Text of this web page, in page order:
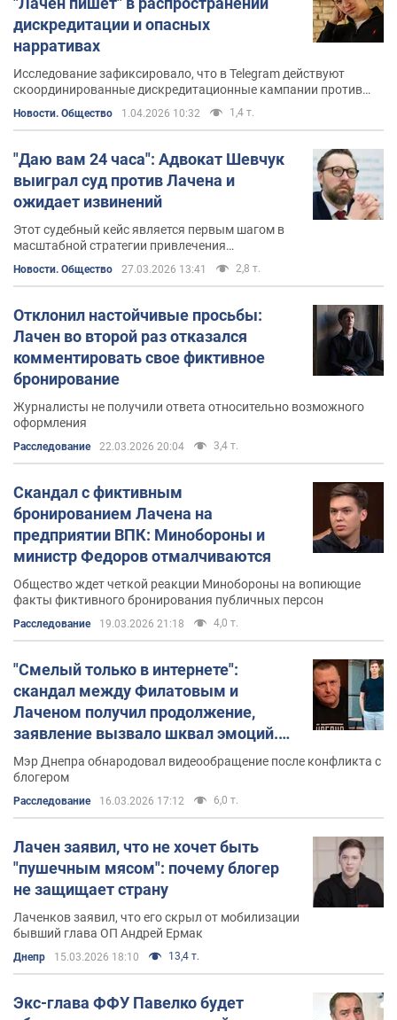
дискредитации и опасных
нарративах
Исследование зафиксировало, что в Telegram действуют
скоординированные дискредитационные кампании против
органов власти, прежде всего на местном уровне
Новости. Общество 1.04.2026 10:32 1,4 т.
"Даю вам 24 часа": Адвокат Шевчук
выиграл суд против Лачена и
ожидает извинений
Этот судебный кейс является первым шагом в
масштабной стратегии привлечения
администраторов соцсетей к ответственности за
их контент
Новости. Общество 27.03.2026 13:41 2,8 т.
Отклонил настойчивые просьбы:
Лачен во второй раз отказался
комментировать свое фиктивное
бронирование
Журналисты не получили ответа относительно возможного
оформления
Расследование 22.03.2026 20:04 3,4 т.
Скандал с фиктивным
бронированием Лачена на
предприятии ВПК: Минобороны и
министр Федоров отмалчиваются
Общество ждет четкой реакции Минобороны на вопиющие
факты фиктивного бронирования публичных персон
Расследование 19.03.2026 21:18 4,0 т.
"Смелый только в интернете":
скандал между Филатовым и
Лаченом получил продолжение,
заявление вызвало шквал эмоций.
Видео
Мэр Днепра обнародовал видеообращение после конфликта с
блогером
Расследование 16.03.2026 17:12 6,0 т.
Лачен заявил, что не хочет быть
"пушечным мясом": почему блогер
не защищает страну
Лаченков заявил, что его скрыл от мобилизации
бывший глава ОП Андрей Ермак
Днепр 15.03.2026 18:10 13,4 т.
Экс-глава ФФУ Павелко будет